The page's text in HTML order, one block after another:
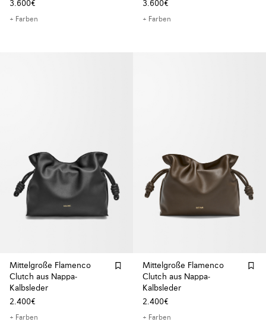
3.600€
+ Farben
3.600€
+ Farben
Mittelgroße Flamenco
Clutch aus Nappa-
Kalbsleder
2.400€
+ Farben
Mittelgroße Flamenco
Clutch aus Nappa-
Kalbsleder
2.400€
+ Farben